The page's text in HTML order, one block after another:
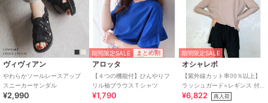
ヴィヴィアン
やわらかソールレースアップ
スニーカーサンダル
¥2,990
期間限定SALE まとめ割
アロッタ
【４つの機能付】ひんやりフ
リル袖ブラウスＴシャツ
¥1,790
期間限定SALE
オシャレボ
【紫外線カット率99％以上】
ラッシュガード×レギンス 付
き タンキニ
¥6,822 再入荷